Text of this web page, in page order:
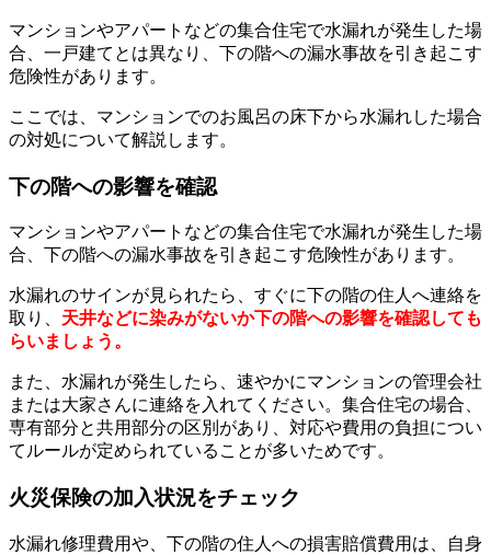
マンションやアパートなどの集合住宅で水漏れが発生した場
合、一戸建てとは異なり、下の階への漏水事故を引き起こす
危険性があります。
ここでは、マンションでのお風呂の床下から水漏れした場合
の対処について解説します。
下の階への影響を確認
マンションやアパートなどの集合住宅で水漏れが発生した場
合、下の階への漏水事故を引き起こす危険性があります。
水漏れのサインが見られたら、すぐに下の階の住人へ連絡を
取り、 天井などに染みがないか下の階への影響を確認しても
らいましょう。
また、水漏れが発生したら、速やかにマンションの管理会社
または大家さんに連絡を入れてください。集合住宅の場合、
専有部分と共用部分の区別があり、対応や費用の負担につい
てルールが定められていることが多いためです。
火災保険の加入状況をチェック
水漏れ修理費用や、下の階の住人への損害賠償費用は、自身